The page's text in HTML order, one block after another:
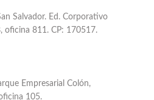
Salvador. Ed. Corporativo
oficina 811. CP: 170517.
Empresarial Colón,
105.